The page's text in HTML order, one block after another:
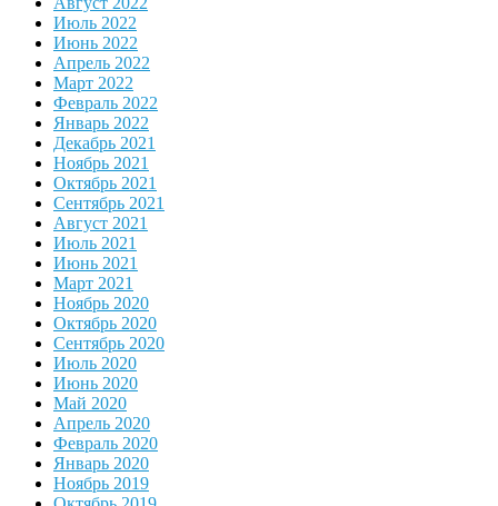
Июль 2022
Июнь 2022
Апрель 2022
Март 2022
Февраль 2022
Январь 2022
Декабрь 2021
Ноябрь 2021
Октябрь 2021
Сентябрь 2021
Август 2021
Июль 2021
Июнь 2021
Март 2021
Ноябрь 2020
Октябрь 2020
Сентябрь 2020
Июль 2020
Июнь 2020
Май 2020
Апрель 2020
Февраль 2020
Январь 2020
Ноябрь 2019